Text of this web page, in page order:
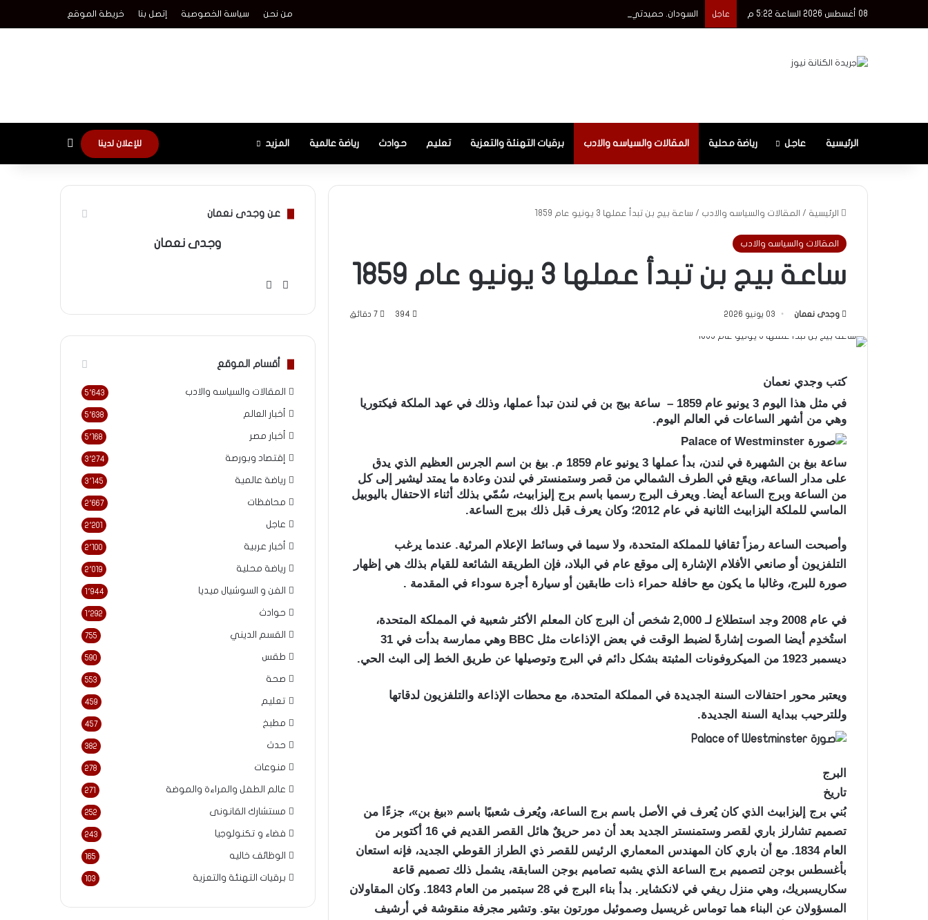
08 أغسطس 2026 الساعة 5:22 م عاجل السودان. حميدتي يرفع حالة التأهب بعد استهداف قوافل إمداد قادمة من ليبيا من نحن سياسة الخصوصية إتصل بنا خريطة الموقع
الرئيسية عاجل رياضة محلية المقالات والسياسه والادب برقيات التهنئة والتعزية تعليم حوادث رياضة عالمية المزيد للإعلان لدينا
الرئيسية / المقالات والسياسه والادب / ساعة بيج بن تبدأ عملها 3 يونيو عام 1859
المقالات والسياسه والادب
ساعة بيج بن تبدأ عملها 3 يونيو عام 1859
وجدى نعمان 03 يونيو 2026 394
كتب وجدي نعمان
في مثل هذا اليوم 3 يونيو عام 1859
– ساعة بيج بن في لندن تبدأ عملها، وذلك في عهد الملكة فيكتوريا
وهي من أشهر الساعات في العالم اليوم.
ساعة بيغ بن الشهيرة في لندن، بدأ عملها 3 يونيو عام 1859 م. بيغ بن اسم الجرس العظيم الذي يدق
على مدار الساعة، ويقع في الطرف الشمالي من قصر وستمنستر في لندن وعادة ما يمتد ليشير إلى كل
من الساعة وبرج الساعة أيضا. ويعرف البرج رسميا باسم برج إليزابيث، سُمّي بذلك أثناء الاحتفال باليوبيل
الماسي للملكة اليزابيث الثانية في عام 2012؛ وكان يعرف قبل ذلك ببرج الساعة.
وأصبحت الساعة رمزاً ثقافيا للمملكة المتحدة، ولا سيما في وسائط الإعلام المرئية. عندما يرغب
التلفزيون أو صانعي الأفلام الإشارة إلى موقع عام في البلاد، فإن الطريقة الشائعة للقيام بذلك هي إظهار
صورة للبرج، وغالبا ما يكون مع حافلة حمراء ذات طابقين أو سيارة أجرة سوداء في المقدمة .
في عام 2008 وجد استطلاع لـ 2,000 شخص أن البرج كان المعلم الأكثر شعبية في المملكة المتحدة،
استُخدِم أيضا الصوت إشارةً لضبط الوقت في بعض الإذاعات مثل BBC وهي ممارسة بدأت في 31
ديسمبر 1923 من الميكروفونات المثبتة بشكل دائم في البرج وتوصيلها عن طريق الخط إلى البث الحي.
ويعتبر محور احتفالات السنة الجديدة في المملكة المتحدة، مع محطات الإذاعة والتلفزيون لدقاتها
وللترحيب ببداية السنة الجديدة.
البرج
تاريخ
بُني برج إليزابيث الذي كان يُعرف في الأصل باسم برج الساعة، ويُعرف شعبيًا باسم «بيغ بن»، جزءًا من
تصميم تشارلز باري لقصر وستمنستر الجديد بعد أن دمر حريقٌ هائل القصر القديم في 16 أكتوبر من
العام 1834. مع أن باري كان المهندس المعماري الرئيس للقصر ذي الطراز القوطي الجديد، فإنه استعان
بأغسطس بوجن لتصميم برج الساعة الذي يشبه تصاميم بوجن السابقة، يشمل ذلك تصميم قاعة
سكاريسبريك، وهي منزل ريفي في لانكشاير. بدأ بناء البرج في 28 سبتمبر من العام 1843. وكان المقاولان
المسؤولان عن البناء هما توماس غريسيل وصموئيل مورتون بيتو. وتشير مجرفة منقوشة في أرشيف
عن وجدى نعمان
وجدى نعمان
موقع
أقسام الموقع
المقالات والسياسه والادب 5٬643
أخبار العالم 5٬638
أخبار مصر 5٬168
إقتصاد وبورصة 3٬274
رياضة عالمية 3٬145
محافظات 2٬667
عاجل 2٬201
أخبار عربية 2٬100
رياضة محلية 2٬019
الفن و السوشيال ميديا 1٬944
حوادث 1٬292
القسم الديني 755
طقس 590
صحة 553
تعليم 459
مطبخ 457
حدث 382
منوعات 278
عالم الطفل والمراءة والموضة 271
مستشارك القانونى 252
فضاء و تكنولوجيا 243
الوظائف خاليه 165
برقيات التهنئة والتعزية 103